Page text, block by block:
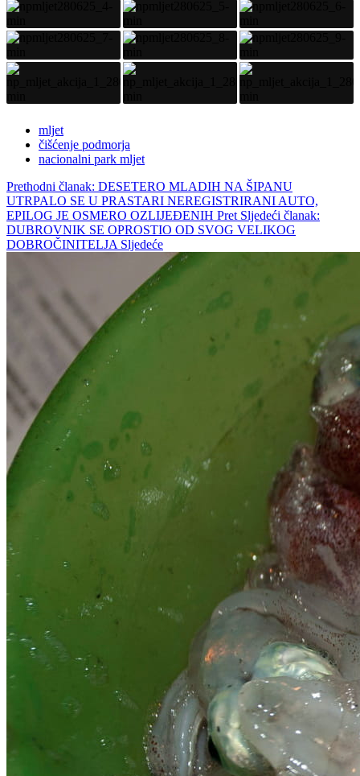
mljet
čišćenje podmorja
nacionalni park mljet
Prethodni članak: DESETERO MLADIH NA ŠIPANU
UTRPALO SE U PRASTARI NEREGISTRIRANI AUTO,
EPILOG JE OSMERO OZLIJEĐENIH Pret Sljedeći članak:
DUBROVNIK SE OPROSTIO OD SVOG VELIKOG
DOBROČINITELJA Sljedeće